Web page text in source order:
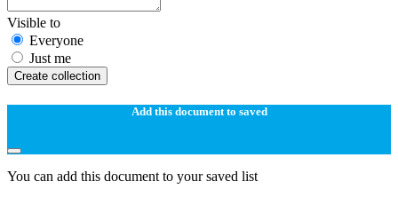
Visible to
Everyone
Just me
Create collection
Add this document to saved
You can add this document to your saved list